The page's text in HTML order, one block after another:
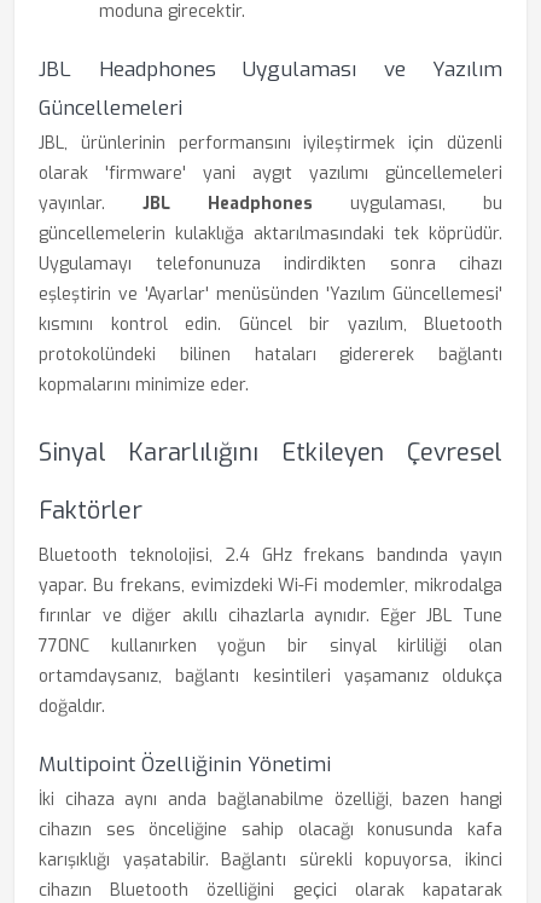
moduna girecektir.
JBL Headphones Uygulaması ve Yazılım
Güncellemeleri
JBL, ürünlerinin performansını iyileştirmek için düzenli
olarak 'firmware' yani aygıt yazılımı güncellemeleri
yayınlar. JBL Headphones uygulaması, bu
güncellemelerin kulaklığa aktarılmasındaki tek köprüdür.
Uygulamayı telefonunuza indirdikten sonra cihazı
eşleştirin ve 'Ayarlar' menüsünden 'Yazılım Güncellemesi'
kısmını kontrol edin. Güncel bir yazılım, Bluetooth
protokolündeki bilinen hataları gidererek bağlantı
kopmalarını minimize eder.
Sinyal Kararlılığını Etkileyen Çevresel
Faktörler
Bluetooth teknolojisi, 2.4 GHz frekans bandında yayın
yapar. Bu frekans, evimizdeki Wi-Fi modemler, mikrodalga
fırınlar ve diğer akıllı cihazlarla aynıdır. Eğer JBL Tune
770NC kullanırken yoğun bir sinyal kirliliği olan
ortamdaysanız, bağlantı kesintileri yaşamanız oldukça
doğaldır.
Multipoint Özelliğinin Yönetimi
İki cihaza aynı anda bağlanabilme özelliği, bazen hangi
cihazın ses önceliğine sahip olacağı konusunda kafa
karışıklığı yaşatabilir. Bağlantı sürekli kopuyorsa, ikinci
cihazın Bluetooth özelliğini geçici olarak kapatarak